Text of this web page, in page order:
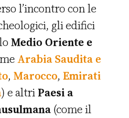
l’incontro con le
gli edifici
Medio Oriente e
Arabia Saudita e
, Marocco, Emirati
) e altri Paesi a
(come il